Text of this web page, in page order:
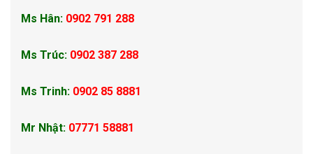
Ms Hân: 0902 791 288
Ms Trúc: 0902 387 288
Ms Trinh: 0902 85 8881
Mr Nhật: 07771 58881